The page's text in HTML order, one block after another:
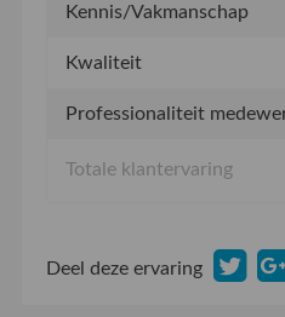
Kennis/Vakmanschap
Kwaliteit
Professionaliteit
Totale klantervaring
Deel deze ervaring